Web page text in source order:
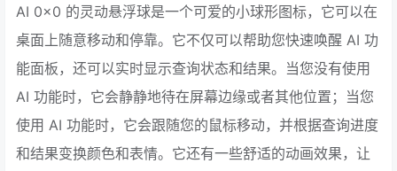
AI 0x0 的灵动悬浮球是一个可爱的小球形图标，它可以在
桌面上随意移动和停靠。它不仅可以帮助您快速唤醒 AI 功
能面板，还可以实时显示查询状态和结果。当您没有使用
AI 功能时，它会静静地待在屏幕边缘或者其他位置；当您
使用 AI 功能时，它会跟随您的鼠标移动，并根据查询进度
和结果变换颜色和表情。它还有一些舒适的动画效果，让